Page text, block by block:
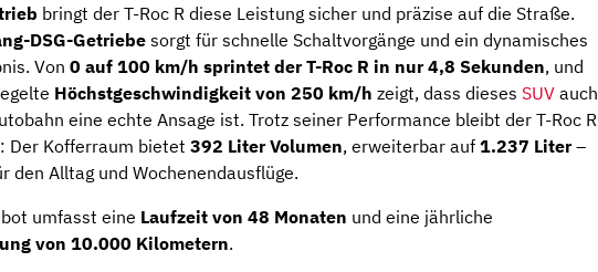
bringt der T-Roc R diese Leistung sicher und präzise auf die Straße.
DSG-Getriebe sorgt für schnelle Schaltvorgänge und ein dynamisches
Von 0 auf 100 km/h sprintet der T-Roc R in nur 4,8 Sekunden, und
Höchstgeschwindigkeit von 250 km/h zeigt, dass dieses SUV auch
eine echte Ansage ist. Trotz seiner Performance bleibt der T-Roc R
Der Kofferraum bietet 392 Liter Volumen, erweiterbar auf 1.237 Liter–
den Alltag und Wochenendausflüge.
umfasst eine Laufzeit von 48 Monaten und eine jährliche
von 10.000 Kilometern.